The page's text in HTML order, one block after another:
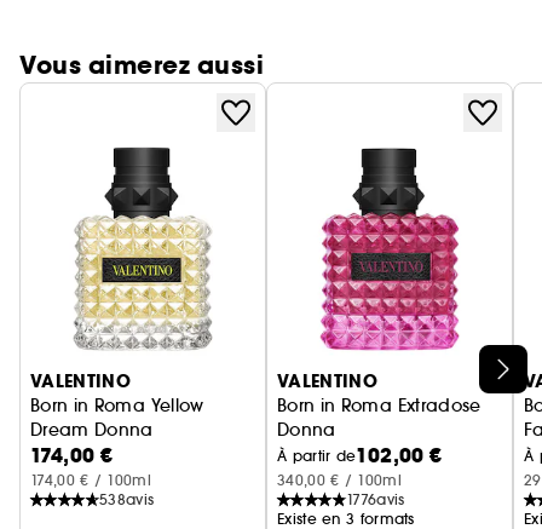
Vous aimerez aussi
Ignorer le carrousel produits
VALENTINO
Born in Roma Yellow
Dream Donna
Eau de Parfum Pour Elle Florale Musquée
174,00 €
174,00 € / 100ml
538avis
VALENTINO
Born in Roma Extradose
Donna
Parfum Pour Elle Floral Ambré
À partir de102,00 €
340,00 € / 100ml
1776avis
Existe en 3 formats
À